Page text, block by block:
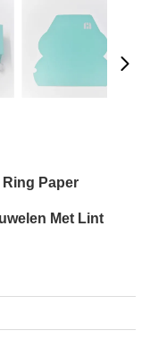
Ring Paper
Met Lint